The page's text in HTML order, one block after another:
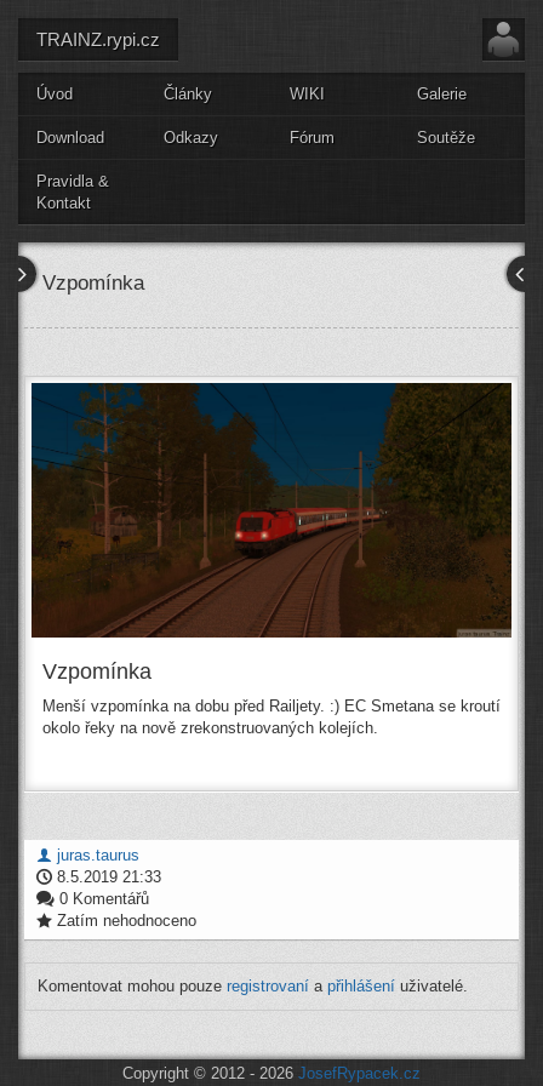
TRAINZ.rypi.cz
Úvod Články WIKI Galerie
Download Odkazy Fórum Soutěže
Pravidla &
Kontakt
Vzpomínka
Vzpomínka
Menší vzpomínka na dobu před Railjety. :) EC Smetana se kroutí
okolo řeky na nově zrekonstruovaných kolejích.
juras.taurus
8.5.2019 21:33
0 Komentářů
Zatím nehodnoceno
Komentovat mohou pouze registrovaní a přihlášení uživatelé.
Copyright © 2012 - 2026 JosefRypacek.cz